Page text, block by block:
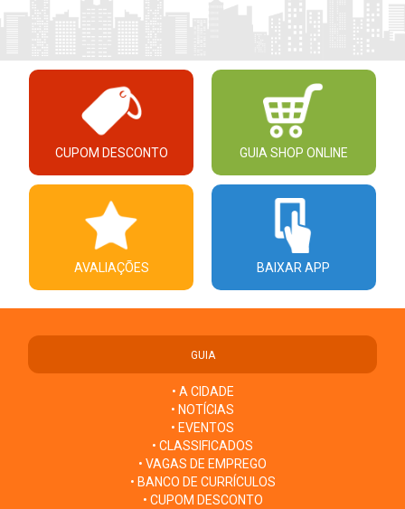
CUPOM DESCONTO GUIA SHOP ONLINE
AVALIAÇÕES BAIXAR APP
GUIA
• A CIDADE
• NOTÍCIAS
• EVENTOS
• CLASSIFICADOS
• VAGAS DE EMPREGO
• BANCO DE CURRÍCULOS
• CUPOM DESCONTO